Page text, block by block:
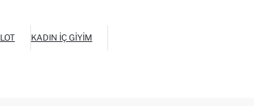
KADIN İÇ GIYIM